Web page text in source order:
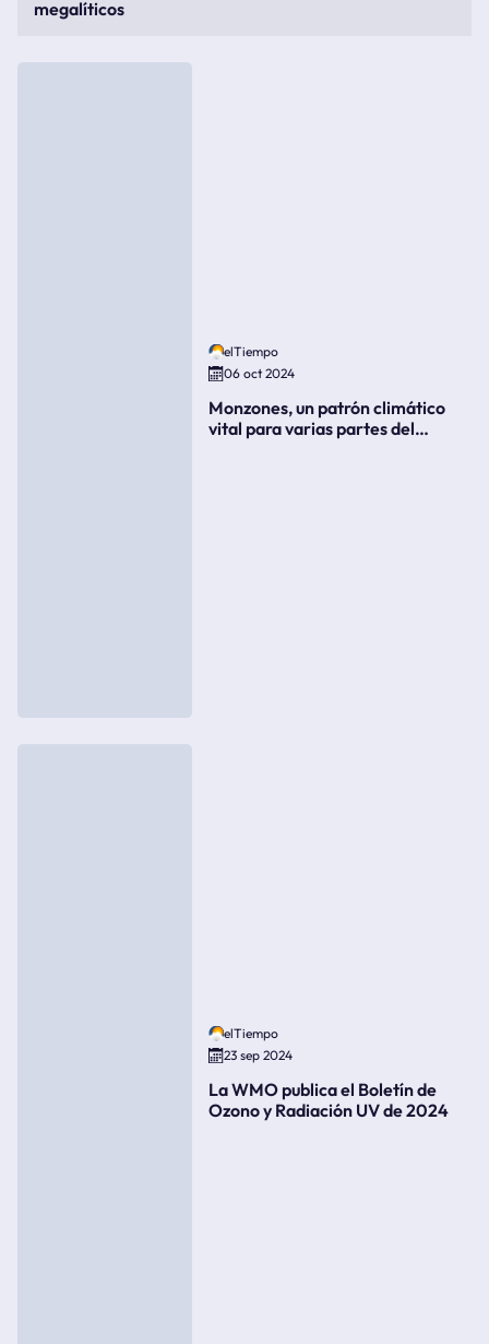
megalíticos
elTiempo
06 oct 2024
Monzones, un patrón climático
vital para varias partes del
elTiempo
23 sep 2024
La WMO publica el Boletín de
Ozono y Radiación UV de 2024